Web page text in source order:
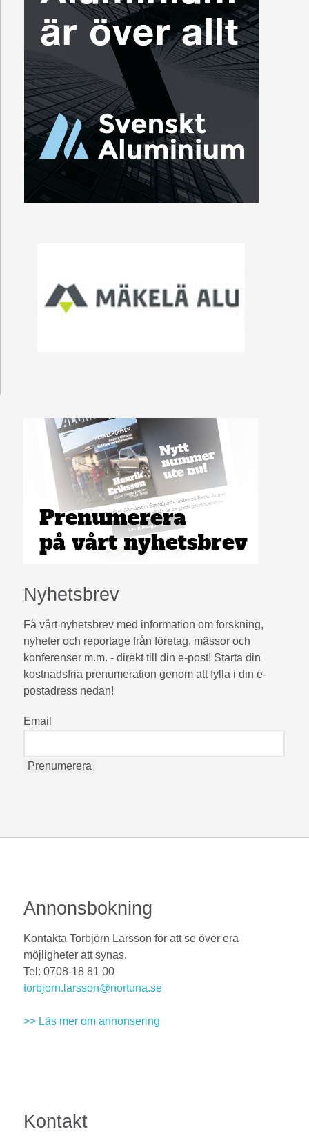
Nyhetsbrev
Få vårt nyhetsbrev med information om forskning,
nyheter och reportage från företag, mässor och
konferenser m.m. - direkt till din e-post! Starta din
kostnadsfria prenumeration genom att fylla i din e-
postadress nedan!
Email
Annonsbokning
Kontakta Torbjörn Larsson för att se över era
möjligheter att synas.
Tel: 0708-18 81 00
torbjorn.larsson@nortuna.se
>> Läs mer om annonsering
Kontakt